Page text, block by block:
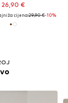
26,90 €
cijena:29,90 €-10%